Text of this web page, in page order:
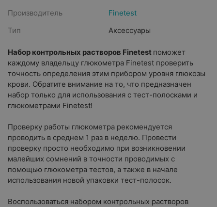
Производитель
Finetest
Тип
Аксессуары
Набор контрольных растворов Finetest поможет
каждому владельцу глюкометра Finetest проверить
точность определения этим прибором уровня глюкозы
крови. Обратите внимание на то, что предназначен
набор только для использования с тест-полосками и
глюкометрами Finetest!
Проверку работы глюкометра рекомендуется
проводить в среднем 1 раз в неделю. Провести
проверку просто необходимо при возникновении
малейших сомнений в точности проводимых с
помощью глюкометра тестов, а также в начале
использования новой упаковки тест-полосок.
Воспользоваться набором контрольных растворов